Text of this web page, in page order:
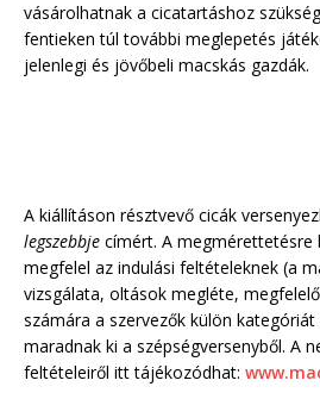
vásárolhatnak a cicatartáshoz
fentieken túl további meglepetés
jelenlegi és jövőbeli macskás gazdák.
A kiállításon résztvevő cicák
legszebbje címért. A megmérettetésre
megfelel az indulási feltételeknek (a
vizsgálata, oltások megléte,
számára a szervezők külön
maradnak ki a szépségversenyből. A
feltételeiről itt tájékozódhat: